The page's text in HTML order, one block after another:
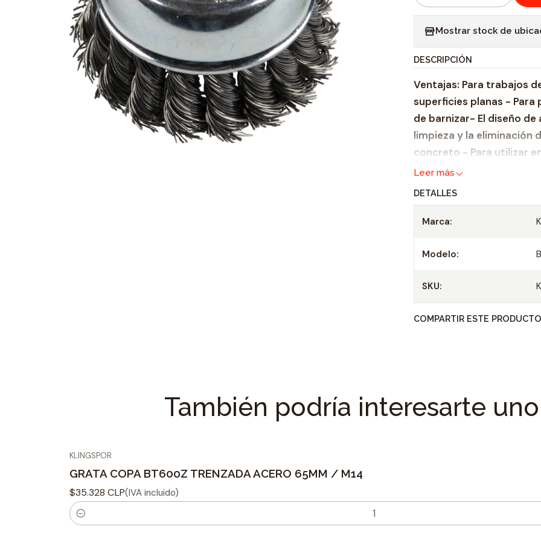
i
d
a
d
Mostrar stock de
DESCRIPCIÓN
Ventajas: Para trabajos
superficies planas -
de barnizar- El diseño
limpieza y la eliminación
concreto - Para utilizar
Leer más
DETALLES
Marca:
Modelo:
SKU:
COMPARTIR ESTE PRODUCTO
También podría interesarte
KLINGSPOR
GRATA COPA BT600Z TRENZADA ACERO 65MM / M14
$35.328 CLP(IVA incluido)
C